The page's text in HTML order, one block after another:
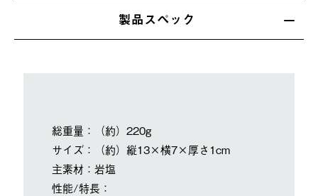
製品スペック
総重量：（約）220g
サイズ：（約）縦13×横7×厚さ1cm
主素材：岩塩
性能/特長：